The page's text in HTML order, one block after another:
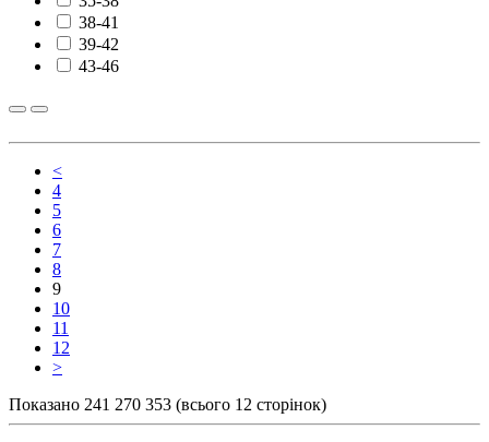
38-41
39-42
43-46
<
4
5
6
7
8
9
10
11
12
>
Показано 241 270 353 (всього 12 сторінок)